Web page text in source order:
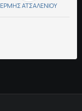
ΕΡΜΗΣ ΑΤΣΑΛΕΝΙΟΥ